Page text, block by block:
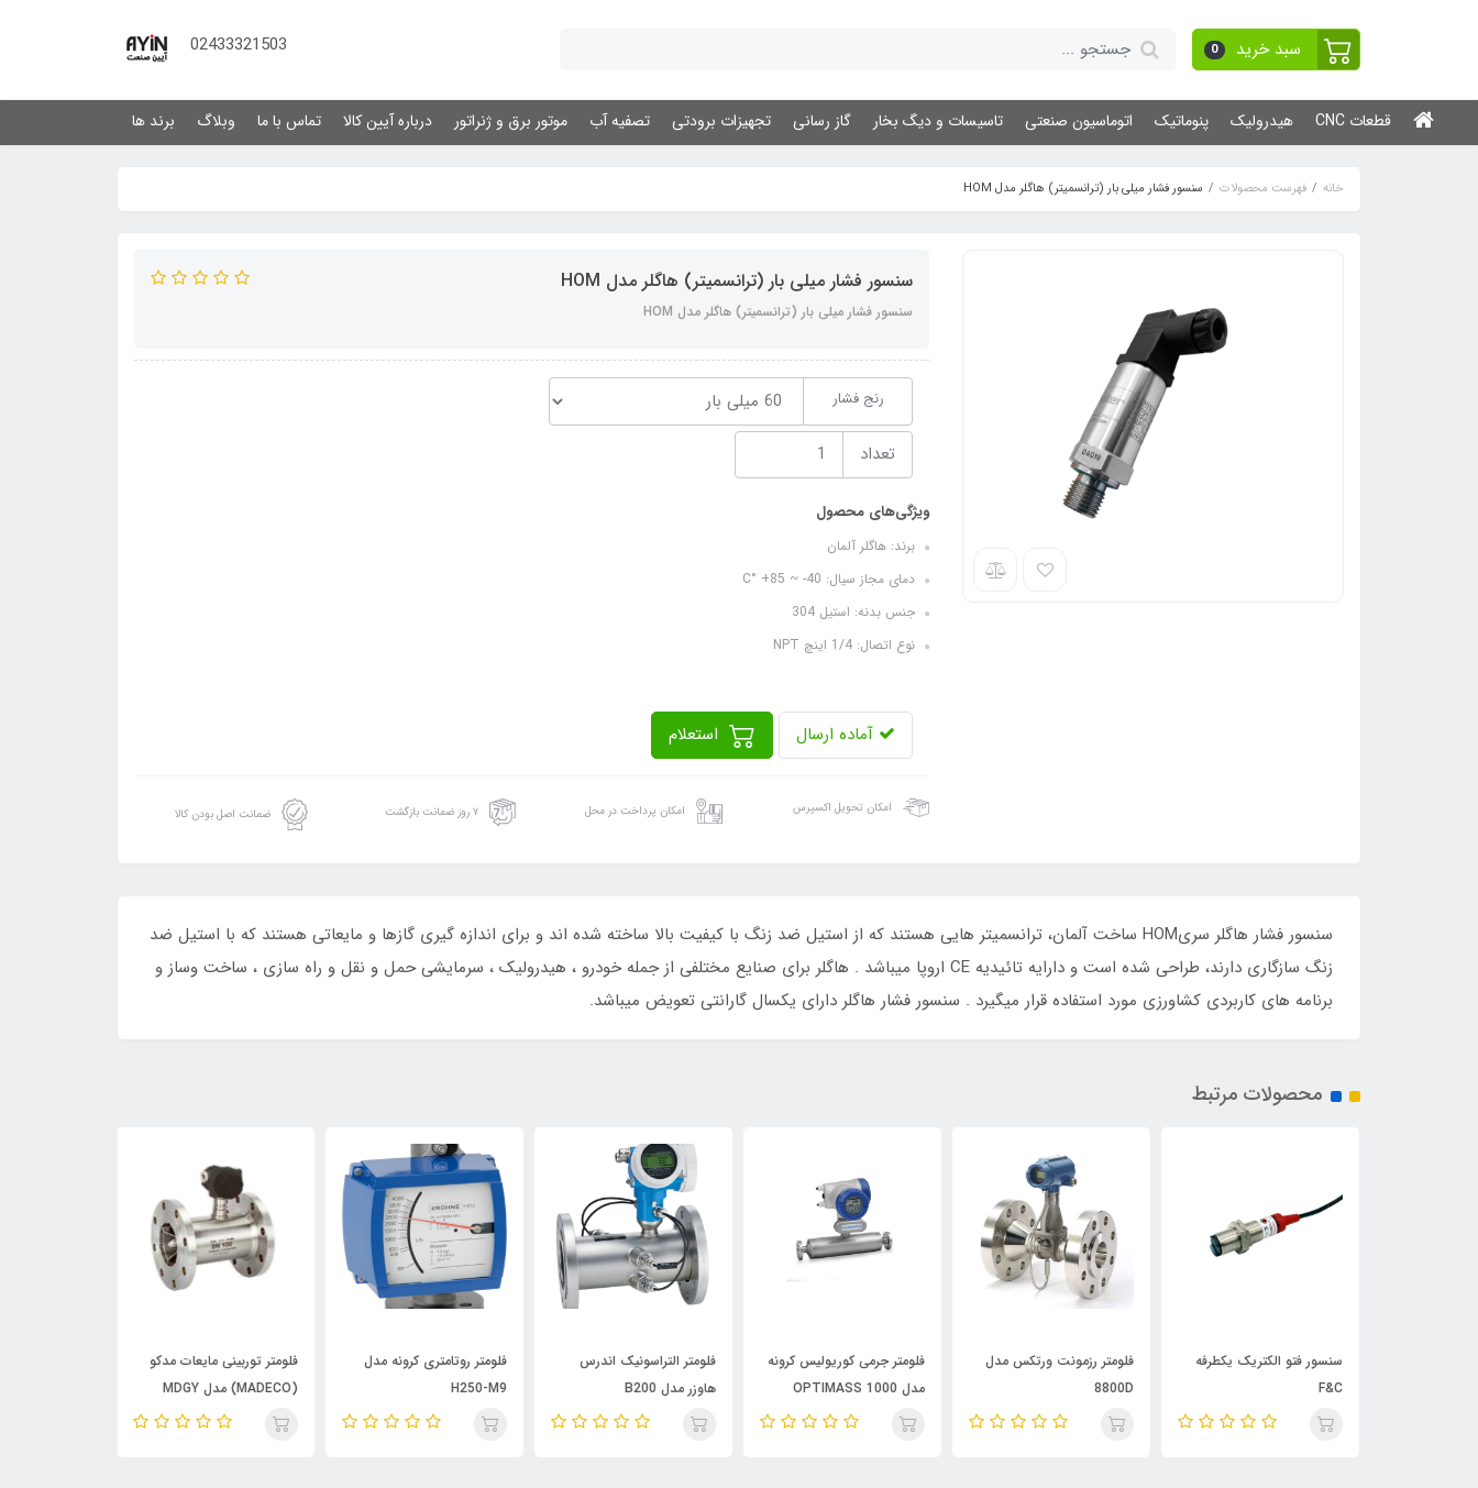
سبد خرید 0
02433321503
قطعات CNC هیدرولیک پنوماتیک اتوماسیون صنعتی تاسیسات و دیگ بخار گاز رسانی تجهیزات برودتی تصفیه آب موتور برق و ژنراتور درباره آیین کالا تماس با ما وبلاگ برند ها
خانه فهرست محصولات سنسور فشار میلی بار (ترانسمیتر) هاگلر مدل HOM
سنسور فشار میلی بار (ترانسمیتر) هاگلر مدل HOM
سنسور فشار میلی بار (ترانسمیتر) هاگلر مدل HOM
رنج فشار
تعداد
ویژگی‌های محصول
برند: هاگلر آلمان
دمای مجاز سیال: 40- ~ 85+ °C
جنس بدنه: استیل 304
نوع اتصال: 1/4 اینچ NPT
آماده ارسال استعلام
امکان تحویل اکسپرس امکان پرداخت در محل ۷ روز ضمانت بازگشت ضمانت اصل بودن کالا
سنسور فشار هاگلر سریHOM ساخت آلمان، ترانسمیتر هایی هستند که از استیل ضد زنگ با کیفیت بالا ساخته شده اند و برای اندازه گیری گازها و مایعاتی هستند که با استیل ضد
زنگ سازگاری دارند، طراحی شده است و دارایه تائیدیه CE اروپا میباشد . هاگلر برای صنایع مختلفی از جمله خودرو ، هیدرولیک ، سرمایشی حمل و نقل و راه سازی ، ساخت وساز و
برنامه های کاربردی کشاورزی مورد استفاده قرار میگیرد . سنسور فشار هاگلر دارای یکسال گارانتی تعویض میباشد.
محصولات مرتبط
سنسور فتو الکتریک یکطرفه
F&C
فلومتر رزمونت ورتکس مدل
8800D
فلومتر جرمی کوریولیس کرونه
مدل OPTIMASS 1000
فلومتر التراسونیک اندرس
هاوزر مدل B200
فلومتر روتامتری کرونه مدل
H250-M9
فلومتر توربینی مایعات مدکو
(MADECO) مدل MDGY